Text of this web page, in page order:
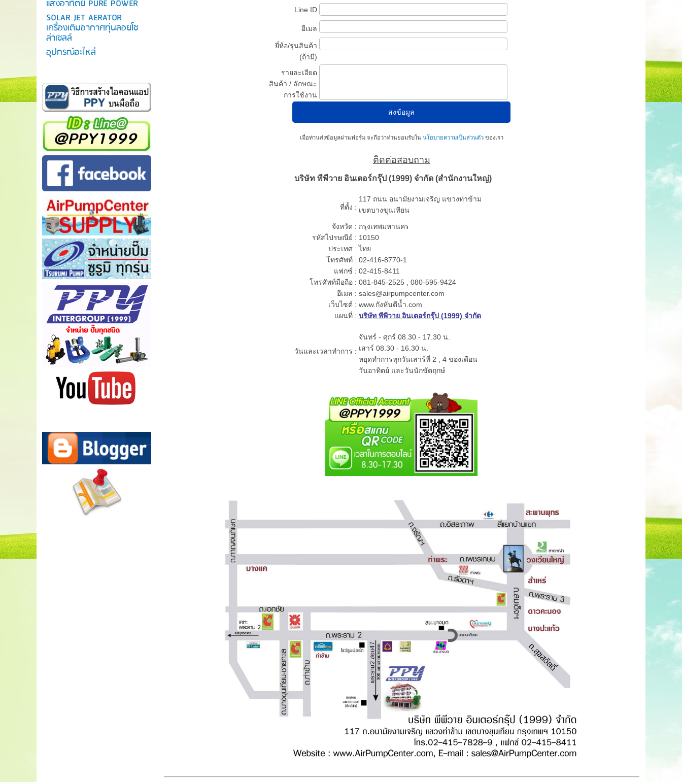
แสงอาทิตย์ PURE POWER
SOLAR JET AERATOR
เครื่องเติมอากาศทุ่นลอยโซ
ล่าเซลล์
อุปกรณ์อะไหล่
Line ID
อีเมล
ยี่ห้อ/รุ่นสินค้า
(ถ้ามี)
รายละเอียด
สินค้า / ลักษณะ
การใช้งาน
เมื่อท่านส่งข้อมูลผ่านฟอร์ม จะถือว่าท่านยอมรับในนโยบายความเป็นส่วนตัว ของเรา
ติดต่อสอบถาม
บริษัท พีพีวาย อินเตอร์กรุ๊ป (1999) จำกัด (สำนักงานใหญ่)
ที่ตั้ง :
117 ถนน อนามัยงามเจริญ แขวงท่าข้าม
เขตบางขุนเทียน
จังหวัด : กรุงเทพมหานคร
รหัสไปรษณีย์ : 10150
ประเทศ : ไทย
โทรศัพท์ : 02-416-8770-1
แฟกซ์ : 02-415-8411
โทรศัพท์มือถือ : 081-845-2525 , 080-595-9424
อีเมล : sales@airpumpcenter.com
เว็บไซต์ : www.กังหันตีน้ำ.com
แผนที่ : บริษัท พีพีวาย อินเตอร์กรุ๊ป (1999) จำกัด
วันและเวลาทำการ :
จันทร์ - ศุกร์ 08.30 - 17.30 น.
เสาร์ 08.30 - 16.30 น.
หยุดทำการทุกวันเสาร์ที่ 2 , 4 ของเดือน
วันอาทิตย์ และวันนักขัตฤกษ์